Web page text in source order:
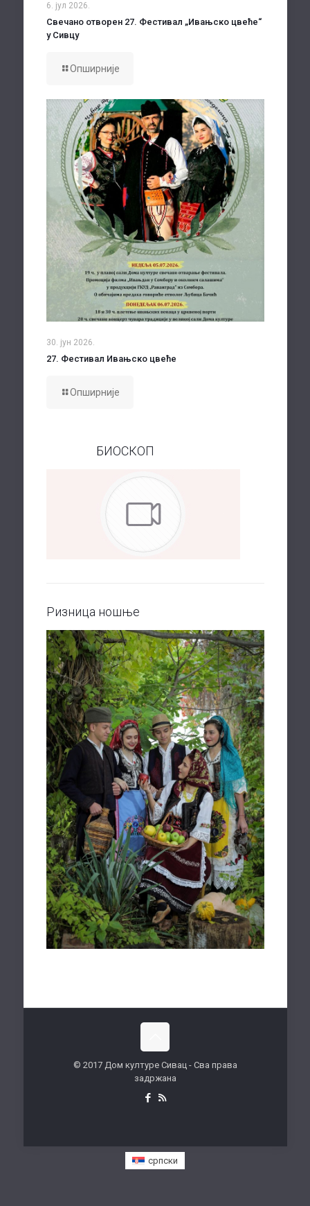
6. јул 2026.
Свечано отворен 27. Фестивал „Ивањско цвеће“
у Сивцу
Опширније
30. јун 2026.
27. Фестивал Ивањско цвеће
Опширније
БИОСКОП
Ризница ношње
© 2017 Дом културе Сивац - Сва права
задржана
српски